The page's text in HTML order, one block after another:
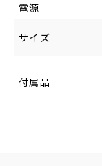
電源
サイズ
付属品